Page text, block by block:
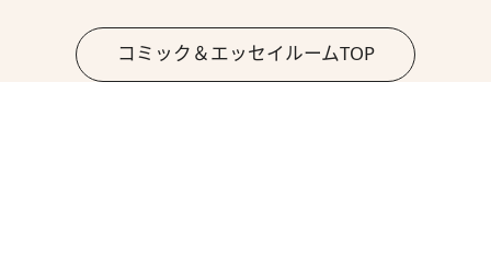
コミック＆エッセイルームTOP